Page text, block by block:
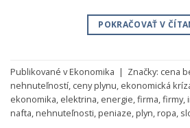
POKRAČOVAŤ V
Publikované vEkonomika | Značky: cena
nehnuteľností, ceny plynu, ekonomická
ekonomika, elektrina, energie,firma,firmy,
nafta,nehnuteľnosti,peniaze,plyn,ropa,